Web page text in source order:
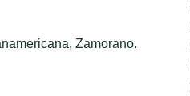
Zamorano.